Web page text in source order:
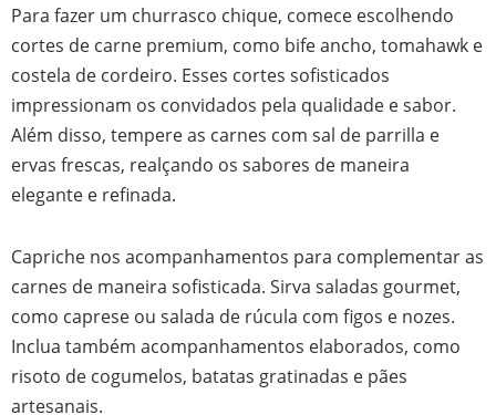
Para fazer um churrasco chique, comece escolhendo
cortes de carne premium, como bife ancho, tomahawk e
costela de cordeiro. Esses cortes sofisticados
impressionam os convidados pela qualidade e sabor.
Além disso, tempere as carnes com sal de parrilla e
ervas frescas, realçando os sabores de maneira
elegante e refinada.
Capriche nos acompanhamentos para complementar as
carnes de maneira sofisticada. Sirva saladas gourmet,
como caprese ou salada de rúcula com figos e nozes.
Inclua também acompanhamentos elaborados, como
risoto de cogumelos, batatas gratinadas e pães
artesanais.